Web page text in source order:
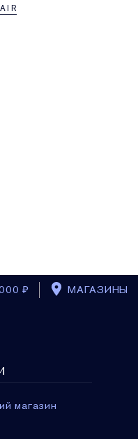
₽ МАГАЗИНЫ
магазин